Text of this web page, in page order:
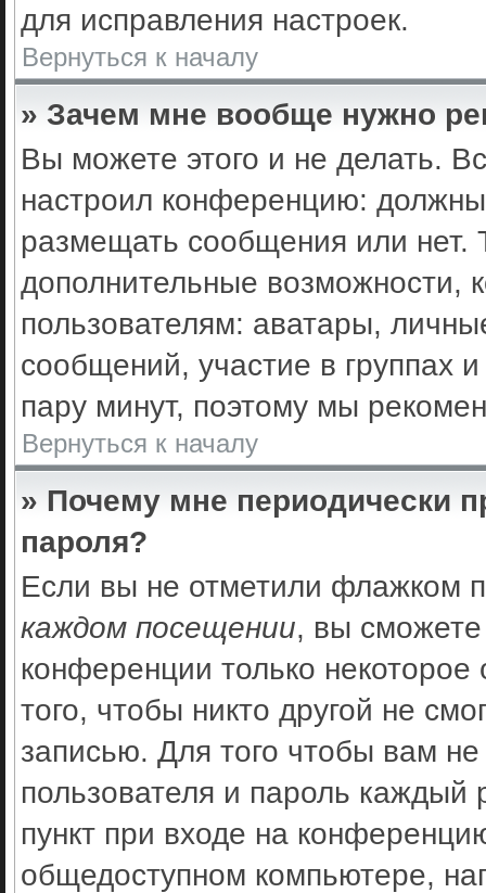
для исправления настроек.
Вернуться к началу
» Зачем мне вообще нужно
Вы можете этого и не делать.
настроил конференцию:
размещать сообщения или нет.
дополнительные возможности,
пользователям: аватары,
сообщений, участие в группах
пару минут, поэтому мы
Вернуться к началу
» Почему мне периодически
пароля?
Если вы не отметили флажком
каждом посещении, вы
конференции только
того, чтобы никто другой не
записью. Для того чтобы вам
пользователя и пароль
пункт при входе на
общедоступном компьютере,